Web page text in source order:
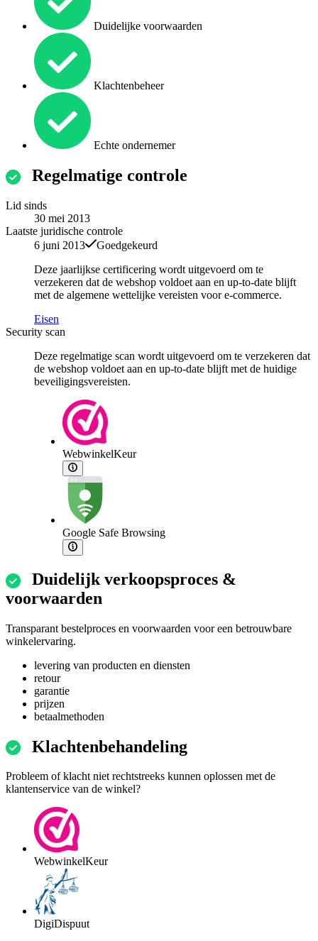
Duidelijke voorwaarden
Klachtenbeheer
Echte ondernemer
Regelmatige controle
Lid sinds
30 mei 2013
Laatste juridische controle
6 juni 2013
Goedgekeurd
Deze jaarlijkse certificering wordt uitgevoerd om te
verzekeren dat de webshop voldoet aan en up-to-date blijft
met de algemene wettelijke vereisten voor e-commerce.
Eisen
Security scan
Deze regelmatige scan wordt uitgevoerd om te verzekeren dat
de webshop voldoet aan en up-to-date blijft met de huidige
beveiligingsvereisten.
WebwinkelKeur
Google Safe Browsing
Duidelijk verkoopsproces &
voorwaarden
Transparant bestelproces en voorwaarden voor een betrouwbare
winkelervaring.
levering van producten en diensten
retour
garantie
prijzen
betaalmethoden
Klachtenbehandeling
Probleem of klacht niet rechtstreeks kunnen oplossen met de
klantenservice van de winkel?
WebwinkelKeur
DigiDispuut